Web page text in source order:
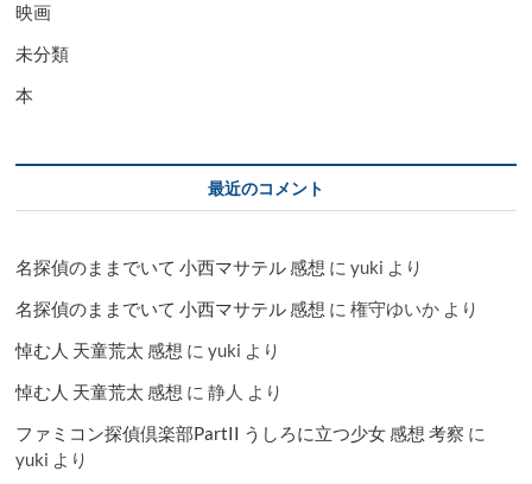
映画
未分類
本
最近のコメント
名探偵のままでいて 小西マサテル 感想 にyuki より
名探偵のままでいて 小西マサテル 感想 に権守ゆいか より
悼む人 天童荒太 感想 にyuki より
悼む人 天童荒太 感想 に静人 より
ファミコン探偵倶楽部PartII うしろに立つ少女 感想 考察 に
yuki より